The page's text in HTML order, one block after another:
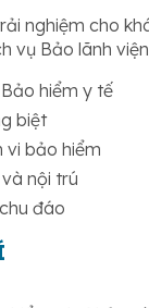
nghiệm cho
vụ Bảo lãnh
hiểm y tế
biệt
vi bảo hiểm
nội trú
đáo